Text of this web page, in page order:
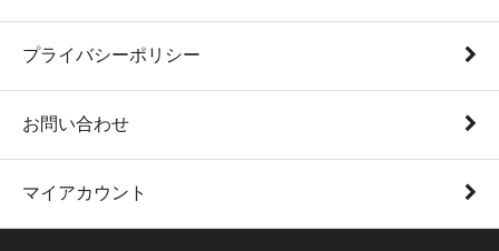
プライバシーポリシー
お問い合わせ
マイアカウント